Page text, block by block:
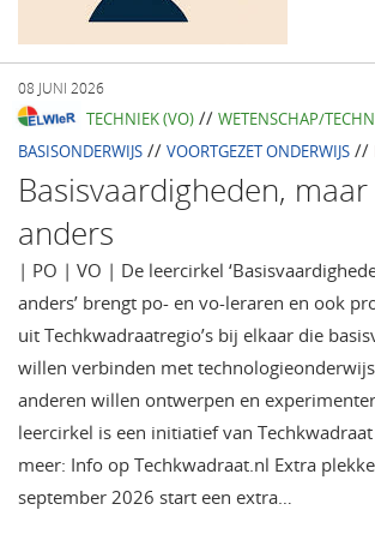
08 JUNI 2026
TECHNIEK (VO) //WETENSCHAP/
BASISONDERWIJS // VOORTGEZET ONDERWIJS //
Basisvaardigheden,
anders
| PO | VO | De leercirkel
anders’ brengt po- en vo-leraren en ook
uit Techkwadraatregio’s bij elkaar die
willen verbinden met
anderen willen ontwerpen en
leercirkel is een initiatief van Techkwadraat
meer: Info op Techkwadraat.nl Extra
september 2026 start een extra…